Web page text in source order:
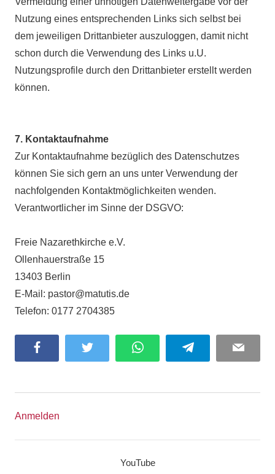
Nutzung eines entsprechenden Links sich selbst bei
dem jeweiligen Drittanbieter auszuloggen, damit nicht
schon durch die Verwendung des Links u.U.
Nutzungsprofile durch den Drittanbieter erstellt werden
können.
7. Kontaktaufnahme
Zur Kontaktaufnahme bezüglich des Datenschutzes
können Sie sich gern an uns unter Verwendung der
nachfolgenden Kontaktmöglichkeiten wenden.
Verantwortlicher im Sinne der DSGVO:
Freie Nazarethkirche e.V.
Ollenhauerstraße 15
13403 Berlin
E-Mail: pastor@matutis.de
Telefon: 0177 2704385
Facebook Twitter WhatsApp Telegram Email
Anmelden
YouTube